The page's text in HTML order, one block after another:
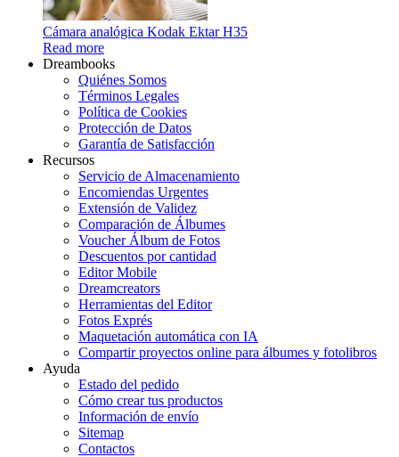
Cámara analógica Kodak Ektar H35
Read more
Dreambooks
Quiénes Somos
Términos Legales
Política de Cookies
Protección de Datos
Garantía de Satisfacción
Recursos
Servicio de Almacenamiento
Encomiendas Urgentes
Extensión de Validez
Comparación de Álbumes
Voucher Álbum de Fotos
Descuentos por cantidad
Editor Mobile
Dreamcreators
Herramientas del Editor
Fotos Exprés
Maquetación automática con IA
Compartir proyectos online para álbumes y fotolibros
Ayuda
Estado del pedido
Cómo crear tus productos
Información de envío
Sitemap
Contactos